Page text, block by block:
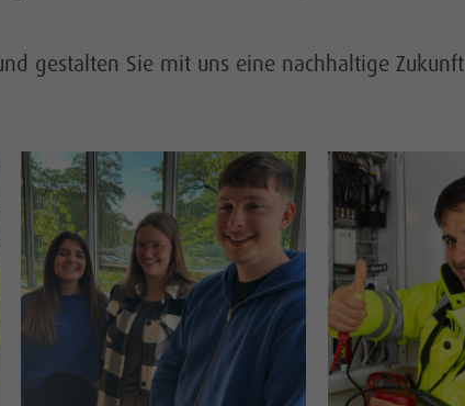
gestalten Sie mit uns eine nachhaltige Zukunft